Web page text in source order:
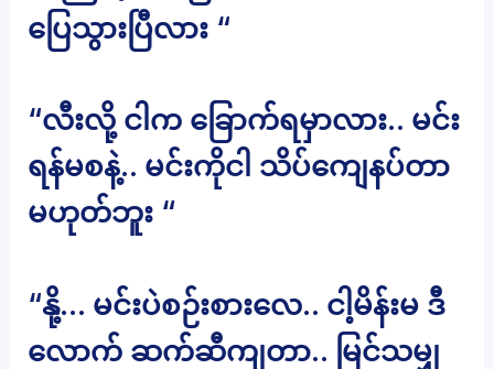
ပြေသွားပြီလား “
“လီးလို့ ငါက ခြောက်ရမှာလား.. မင်း
ရန်မစနဲ့.. မင်းကိုငါ သိပ်ကျေနပ်တာ
မဟုတ်ဘူး “
“နို့… မင်းပဲစဉ်းစားလေ.. ငါ့မိန်းမ ဒီ
လောက် ဆက်ဆီကျတာ.. မြင်သမျှ